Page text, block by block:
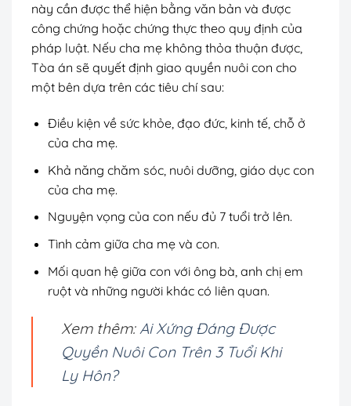
này cần được thể hiện bằng văn bản và được
công chứng hoặc chứng thực theo quy định của
pháp luật. Nếu cha mẹ không thỏa thuận được,
Tòa án sẽ quyết định giao quyền nuôi con cho
một bên dựa trên các tiêu chí sau:
Điều kiện về sức khỏe, đạo đức, kinh tế, chỗ ở
của cha mẹ.
Khả năng chăm sóc, nuôi dưỡng, giáo dục con
của cha mẹ.
Nguyện vọng của con nếu đủ 7 tuổi trở lên.
Tình cảm giữa cha mẹ và con.
Mối quan hệ giữa con với ông bà, anh chị em
ruột và những người khác có liên quan.
Xem thêm:Ai Xứng Đáng Được
Quyền Nuôi Con Trên 3 Tuổi Khi
Ly Hôn?